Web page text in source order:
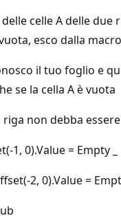
celle A delle due
esco dalla macro
il tuo foglio e
se la cella A è vuota
non debba essere
0).Value = Empty _
2, 0).Value = Empty